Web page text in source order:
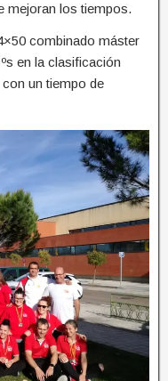
mejoran los tiempos.
combinado máster
en la clasificación
un tiempo de